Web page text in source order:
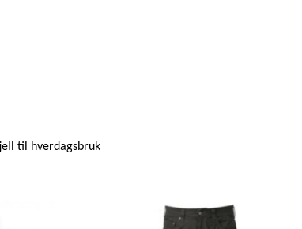
til hverdagsbruk